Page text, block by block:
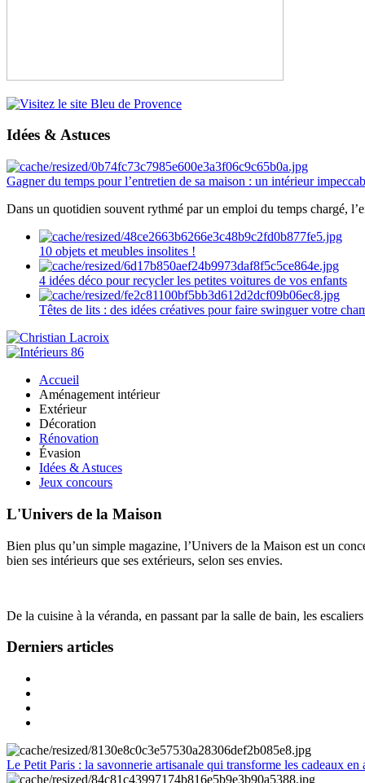
Idées & Astuces
Gagner du temps pour l’entretien de sa maison : un intérieur
Dans un quotidien souvent rythmé par un emploi du temps chargé,
10 objets et meubles insolites !
4 idées déco pour recycler les petites voitures de vos enfants
Têtes de lits : des idées créatives pour faire swinguer votre
Accueil
Aménagement intérieur
Extérieur
Décoration
Rénovation
Évasion
Idées & Astuces
Jeux concours
L'Univers de la Maison
Bien plus qu’un simple magazine, l’Univers de la Maison est un
bien ses intérieurs que ses extérieurs, selon ses envies.
De la cuisine à la véranda, en passant par la salle de bain, les
Derniers articles
Le Petit Paris : la savonnerie artisanale qui transforme les cadeaux en